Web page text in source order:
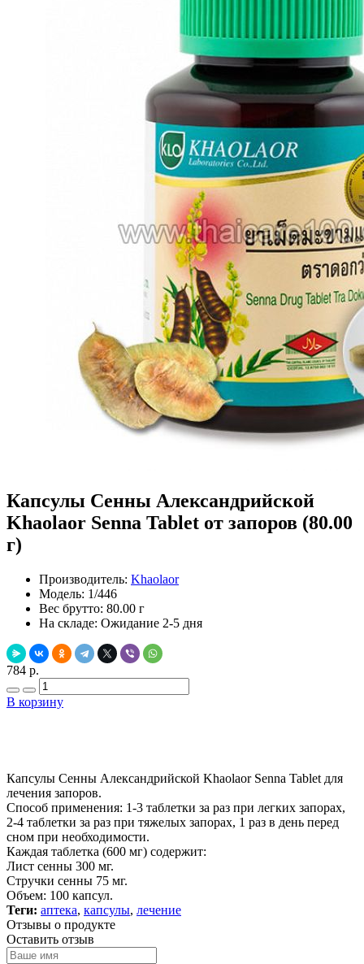
Капсулы Сенны Александрийской
Khaolaor Senna Tablet от запоров (80.00
г)
Производитель: Khaolaor
Модель: 1/446
Вес брутто: 80.00 г
На складе: Ожидание 2-5 дня
784 р.
В корзину
Капсулы Сенны Александрийской Khaolaor Senna Tablet для
лечения запоров.
Способ применения: 1-3 таблетки за раз при легких запорах,
2-4 таблетки за раз при тяжелых запорах, 1 раз в день перед
сном при необходимости.
Каждая таблетка (600 мг) содержит:
Лист сенны 300 мг.
Стручки сенны 75 мг.
Объем: 100 капсул.
Теги: аптека, капсулы, лечение
Отзывы о продукте
Оставить отзыв